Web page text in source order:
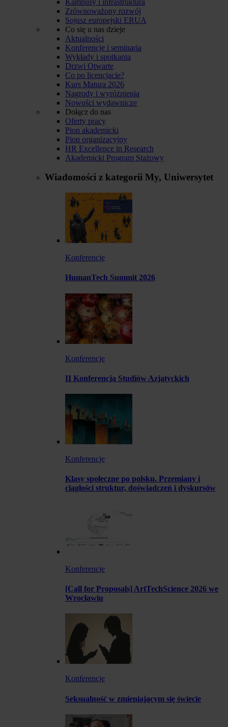
Zrównoważony rozwój
Sojusz europejski ERUA
Co się u nas dzieje
Aktualności
Konferencje i seminaria
Wykłady i spotkania
Drzwi Otwarte
Co po licencjacie?
Kurs Matura 2026
Nagrody i wyróżnienia
Nowości wydawnicze
Dołącz do nas
Oferty pracy
Pion akademicki
Pion organizacyjny
HR Excellence in Research
Akademicki Program Stażowy
Wiadomości z kategorii My, Uniwersytet
Konferencje
HumanTech Summit 2026
Konferencje
II Konferencja Studiów Azjatyckich
Konferencje
Klasy społeczne po polsku. Przemiany i
ciągłości struktur, doświadczeń i dyskursów
Konferencje
[Call for Proposals] ArtTechScience 2026 we
Wrocławiu
Konferencje
Seksualność w zmieniającym się świecie